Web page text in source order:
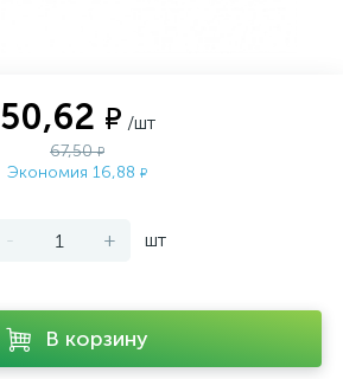
50,62 ₽ /шт
67,50₽
Экономия 16,88 ₽
- + шт
В корзину